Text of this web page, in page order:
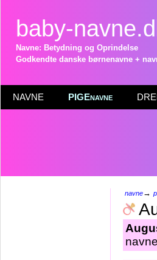
baby-
Navne: Betydning og Oprindelse
Godkendte danske børnenavne +
NAVNE PIGEnavne
navne→